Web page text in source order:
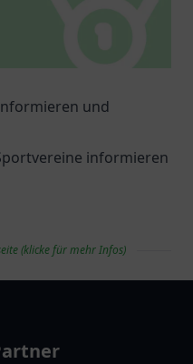
und
informieren
(klicke für mehr Infos)